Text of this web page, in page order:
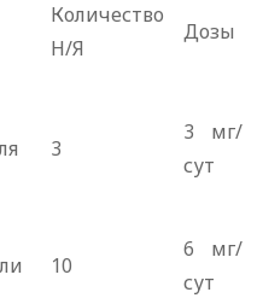
Количество
Н/Я
Дозы
3
3 мг/
сут
10
6 мг/
сут